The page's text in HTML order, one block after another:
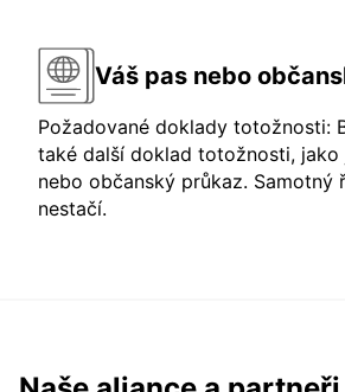
Váš pas nebo
Požadované doklady totožnosti:
také další doklad totožnosti, jako
nebo občanský průkaz. Samotný
nestačí.